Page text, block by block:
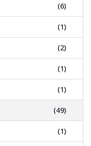
(6)
(1)
(2)
(1)
(1)
(49)
(1)